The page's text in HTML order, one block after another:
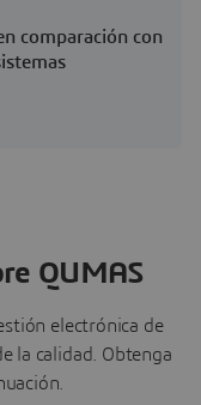
comparación con
QUMAS
electrónica de
la calidad. Obtenga